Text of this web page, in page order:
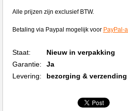
Alle prijzen zijn exclusief BTW.
Betaling via Paypal mogelijk voor PayPal-
Staat:
Nieuw in verpakking
Garantie:
Ja
Levering:
bezorging &